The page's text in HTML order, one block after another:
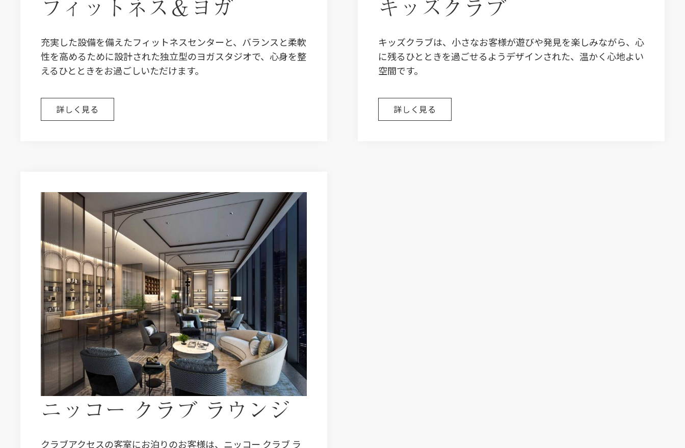
フィットネス＆ヨガ
充実した設備を備えたフィットネスセンターと、バランスと柔軟
性を高めるために設計された独立型のヨガスタジオで、心身を整
えるひとときをお過ごしいただけます。
詳しく見る
キッズクラブ
キッズクラブは、小さなお客様が遊びや発見を楽しみながら、心
に残るひとときを過ごせるようデザインされた、温かく心地よい
空間です。
詳しく見る
ニッコー クラブ ラウンジ
クラブアクセスの客室にお泊りのお客様は、ニッコー クラブ ラ